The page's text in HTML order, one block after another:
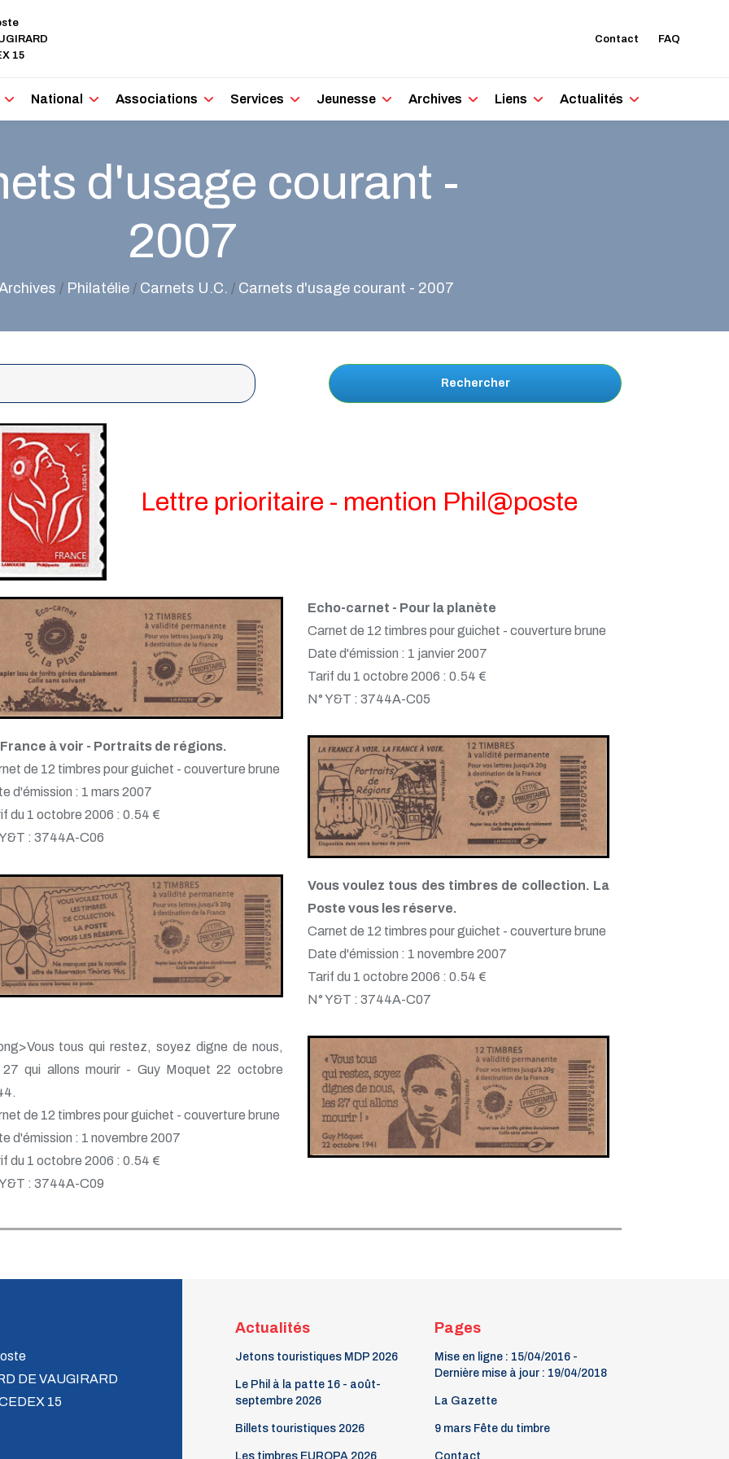
15
Contact FAQ
National Associations Services Jeunesse Archives Liens Actualités
d'usage courant -
2007
/ Philatélie/ Carnets U.C. / Carnets d'usage courant - 2007
Rechercher
Lettre prioritaire - mention Phil@poste
Echo-carnet - Pour la planète
Carnet de 12 timbres pour guichet - couverture brune
Date d'émission : 1 janvier 2007
Tarif du 1 octobre 2006 : 0.54 €
N° Y&T : 3744A-C05
à voir - Portraits de régions.
de 12 timbres pour guichet - couverture brune
d'émission : 1 mars 2007
du 1 octobre 2006 : 0.54 €
: 3744A-C06
Vous voulez tous des timbres de collection. La
Poste vous les réserve.
Carnet de 12 timbres pour guichet - couverture brune
Date d'émission : 1 novembre 2007
Tarif du 1 octobre 2006 : 0.54 €
N° Y&T : 3744A-C07
tous qui restez, soyez digne de nous,
27 qui allons mourir - Guy Moquet 22 octobre
de 12 timbres pour guichet - couverture brune
d'émission : 1 novembre 2007
du 1 octobre 2006 : 0.54 €
: 3744A-C09
DE VAUGIRARD
15
Actualités
Jetons touristiques MDP 2026
Le Phil à la patte 16 - août-
septembre 2026
Billets touristiques 2026
Les timbres EUROPA 2026
Pages
Mise en ligne : 15/04/2016 -
Dernière mise à jour : 19/04/2018
La Gazette
9 mars Fête du timbre
Contact